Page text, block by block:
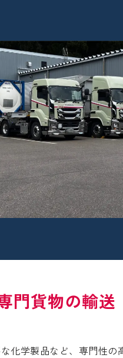
門貨物の輸送
化学製品など、専門性の